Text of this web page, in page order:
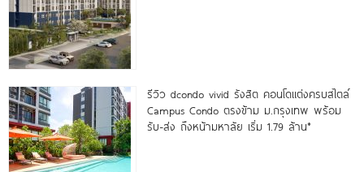
รีวิว dcondo vivid รังสิต คอนโดแต่งครบสไตล์
Campus Condo ตรงข้าม ม.กรุงเทพ พร้อม
รับ-ส่ง ถึงหน้ามหาลัย เริ่ม 1.79 ล้าน*